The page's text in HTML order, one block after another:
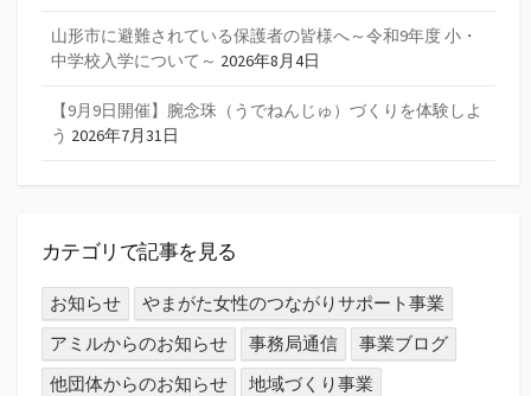
山形市に避難されている保護者の皆様へ～令和9年度 小・
中学校入学について～ 2026年8月4日
【9月9日開催】腕念珠（うでねんじゅ）づくりを体験しよ
う 2026年7月31日
カテゴリで記事を見る
お知らせ
やまがた女性のつながりサポート事業
アミルからのお知らせ
事務局通信
事業ブログ
他団体からのお知らせ
地域づくり事業